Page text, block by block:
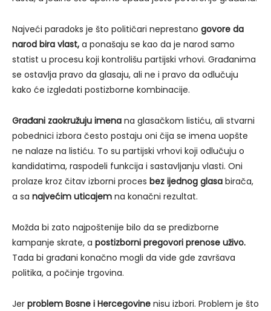
Najveći paradoks je što političari neprestano govore da
narod bira vlast, a ponašaju se kao da je narod samo
statist u procesu koji kontrolišu partijski vrhovi. Građanima
se ostavlja pravo da glasaju, ali ne i pravo da odlučuju
kako će izgledati postizborne kombinacije.
Građani zaokružuju imena na glasačkom listiću, ali stvarni
pobednici izbora često postaju oni čija se imena uopšte
ne nalaze na listiću. To su partijski vrhovi koji odlučuju o
kandidatima, raspodeli funkcija i sastavljanju vlasti. Oni
prolaze kroz čitav izborni proces bez ijednog glasa birača,
a sa najvećim uticajem na konačni rezultat.
Možda bi zato najpoštenije bilo da se predizborne
kampanje skrate, a postizborni pregovori prenose uživo.
Tada bi građani konačno mogli da vide gde završava
politika, a počinje trgovina.
Jer problem Bosne i Hercegovine nisu izbori. Problem je što